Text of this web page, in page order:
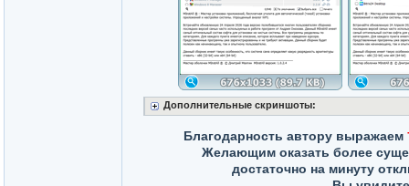
Дополнительные скриншоты:
Благодарность автору выражаем
Желающим оказать более
достаточно на минуту